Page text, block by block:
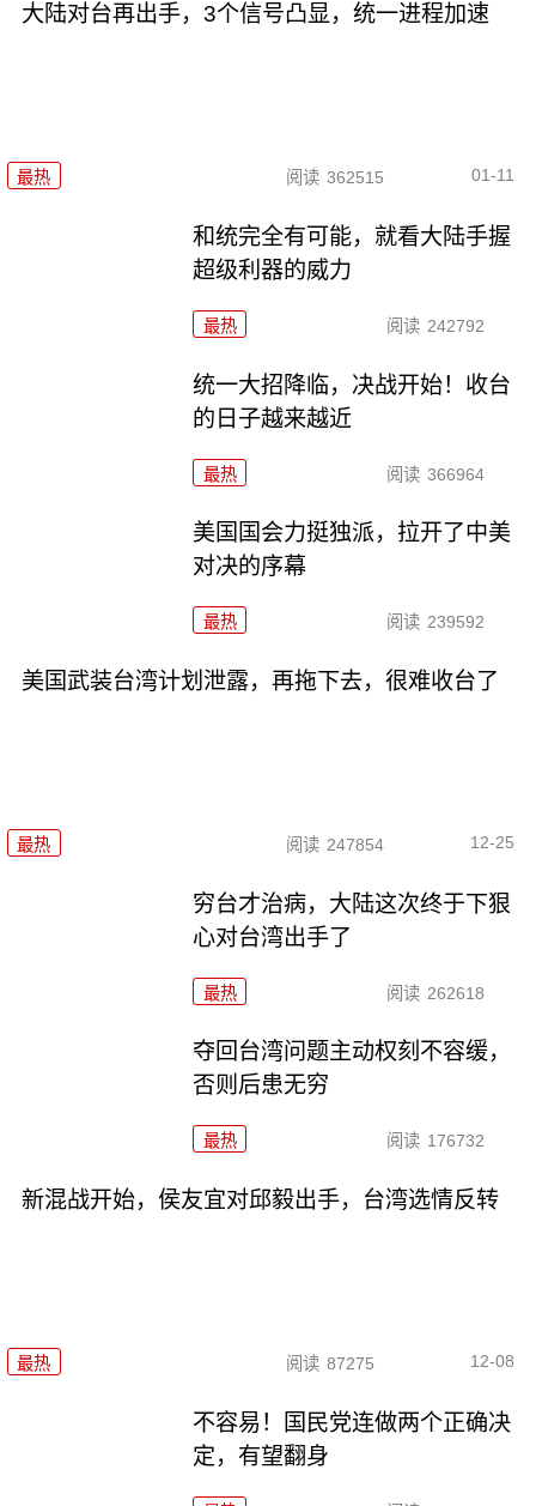
大陆对台再出手，3个信号凸显，统一进程加速
最热 阅读 362515 01-11
和统完全有可能，就看大陆手握
超级利器的威力
最热 阅读 242792
统一大招降临，决战开始！收台
的日子越来越近
最热 阅读 366964
美国国会力挺独派，拉开了中美
对决的序幕
最热 阅读 239592
美国武装台湾计划泄露，再拖下去，很难收台了
最热 阅读 247854 12-25
穷台才治病，大陆这次终于下狠
心对台湾出手了
最热 阅读 262618
夺回台湾问题主动权刻不容缓，
否则后患无穷
最热 阅读 176732
新混战开始，侯友宜对邱毅出手，台湾选情反转
最热 阅读 87275 12-08
不容易！国民党连做两个正确决
定，有望翻身